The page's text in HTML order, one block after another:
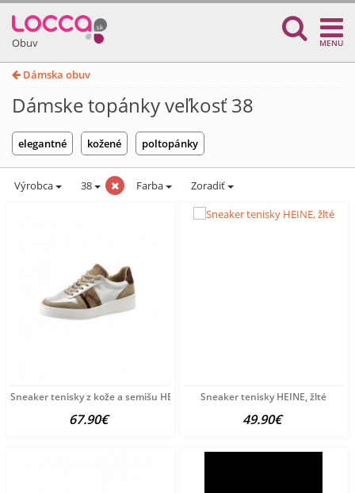
Obuv MENU
Dámska obuv
Dámske topánky veľkosť 38
elegantné kožené poltopánky
Výrobca 38 Farba Zoradiť
Sneaker tenisky z kože a semišu HEINE, viacfarebné
67.90€
Sneaker tenisky HEINE, žlté
49.90€